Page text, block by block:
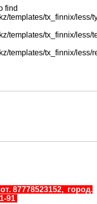
find
templates/tx_finnix/less/
templates/tx_finnix/less/
templates/tx_finnix/less/
87778523152, город.
91